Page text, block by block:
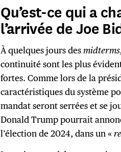
Qu’est-ce qui a
l’arrivée de Joe
À quelques jours des midterms,
continuité sont les plus
fortes. Comme lors de la
caractéristiques du système
mandat seront serrées et se
Donald Trump pourrait
l’élection de 2024, dans un «